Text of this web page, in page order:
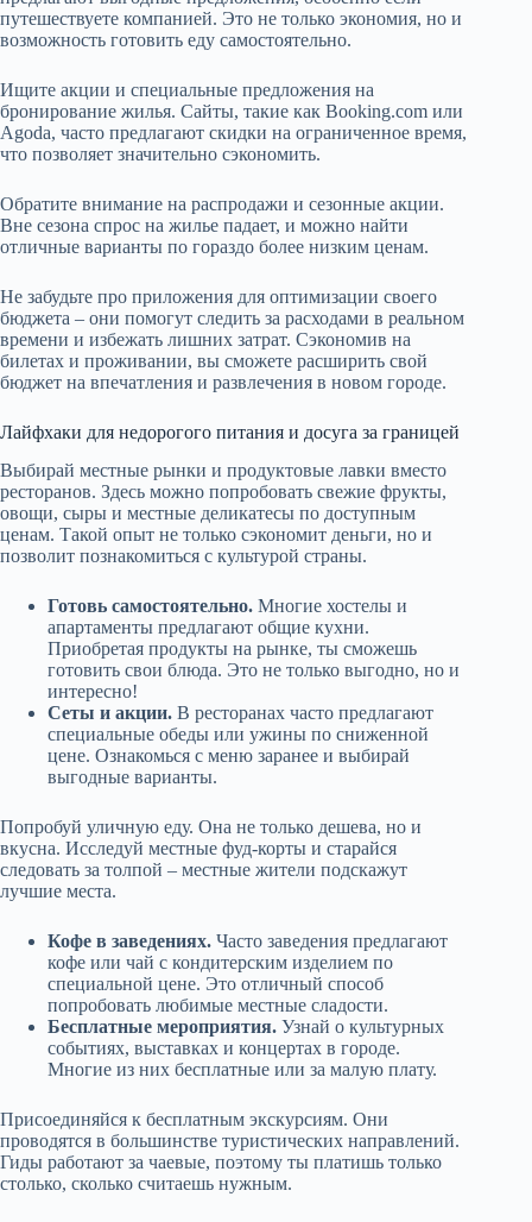
путешествуете компанией. Это не только экономия, но и
возможность готовить еду самостоятельно.
Ищите акции и специальные предложения на
бронирование жилья. Сайты, такие как Booking.com или
Agoda, часто предлагают скидки на ограниченное время,
что позволяет значительно сэкономить.
Обратите внимание на распродажи и сезонные акции.
Вне сезона спрос на жилье падает, и можно найти
отличные варианты по гораздо более низким ценам.
Не забудьте про приложения для оптимизации своего
бюджета – они помогут следить за расходами в реальном
времени и избежать лишних затрат. Сэкономив на
билетах и проживании, вы сможете расширить свой
бюджет на впечатления и развлечения в новом городе.
Лайфхаки для недорогого питания и досуга за границей
Выбирай местные рынки и продуктовые лавки вместо
ресторанов. Здесь можно попробовать свежие фрукты,
овощи, сыры и местные деликатесы по доступным
ценам. Такой опыт не только сэкономит деньги, но и
позволит познакомиться с культурой страны.
Готовь самостоятельно. Многие хостелы и
апартаменты предлагают общие кухни.
Приобретая продукты на рынке, ты сможешь
готовить свои блюда. Это не только выгодно, но и
интересно!
Сеты и акции. В ресторанах часто предлагают
специальные обеды или ужины по сниженной
цене. Ознакомься с меню заранее и выбирай
выгодные варианты.
Попробуй уличную еду. Она не только дешева, но и
вкусна. Исследуй местные фуд-корты и старайся
следовать за толпой – местные жители подскажут
лучшие места.
Кофе в заведениях. Часто заведения предлагают
кофе или чай с кондитерским изделием по
специальной цене. Это отличный способ
попробовать любимые местные сладости.
Бесплатные мероприятия. Узнай о культурных
событиях, выставках и концертах в городе.
Многие из них бесплатные или за малую плату.
Присоединяйся к бесплатным экскурсиям. Они
проводятся в большинстве туристических направлений.
Гиды работают за чаевые, поэтому ты платишь только
столько, сколько считаешь нужным.